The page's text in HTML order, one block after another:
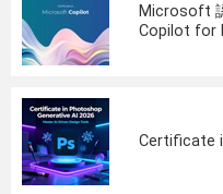
Microsoft
Copilot for
Certificate